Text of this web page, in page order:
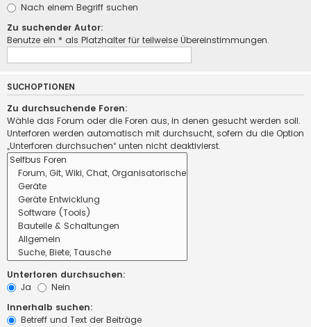
Nach einem Begriff suchen
Zu suchender Autor:
Benutze ein * als Platzhalter für teilweise Übereinstimmungen.
SUCHOPTIONEN
Zu durchsuchende Foren:
Wähle das Forum oder die Foren aus, in denen gesucht werden soll.
Unterforen werden automatisch mit durchsucht, sofern du die Option
„Unterforen durchsuchen“ unten nicht deaktivierst.
Unterforen durchsuchen:
Ja
Nein
Innerhalb suchen:
Betreff und Text der Beiträge